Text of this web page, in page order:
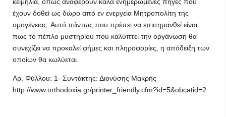
έχουν δοθεί ως δώρο από εν ενεργεία Μητροπολίτη της
ομογένειας. Αυτό πάντως που πρέπει να επισημανθεί είναι
πως το πέπλο μυστηρίου που καλύπτει την οργάνωση θα
συνεχίζει να προκαλεί φήμες και πληροφορίες, η απόδειξη των
οποίων θα κωλύεται.
Αρ. Φύλλου: 1- Συντάκτης: Διονύσης Μακρής
http://www.orthodoxia.gr/printer_friendly.cfm?id=5&obcatid=2